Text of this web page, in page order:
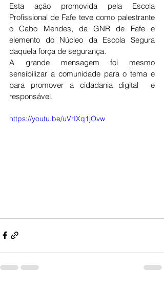
Esta ação promovida pela Escola
Profissional de Fafe teve como palestrante
o Cabo Mendes, da GNR de Fafe e
elemento do Núcleo da Escola Segura
daquela força de segurança.
A grande mensagem foi mesmo
sensibilizar a comunidade para o tema e
para promover a cidadania digital  e
responsável.
https://youtu.be/uVrIXq1jOvw